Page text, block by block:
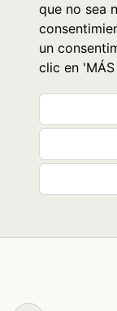
que no sea
un
clic en 'MÁS